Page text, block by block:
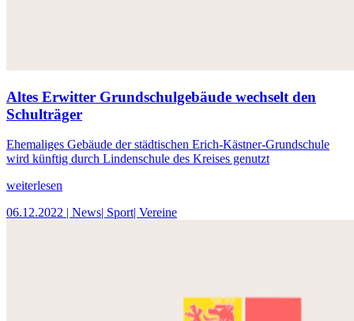
Altes Erwitter Grundschulgebäude wechselt den
Schulträger
Ehemaliges Gebäude der städtischen Erich-Kästner-Grundschule
wird künftig durch Lindenschule des Kreises genutzt
weiterlesen
06.12.2022 | News| Sport| Vereine